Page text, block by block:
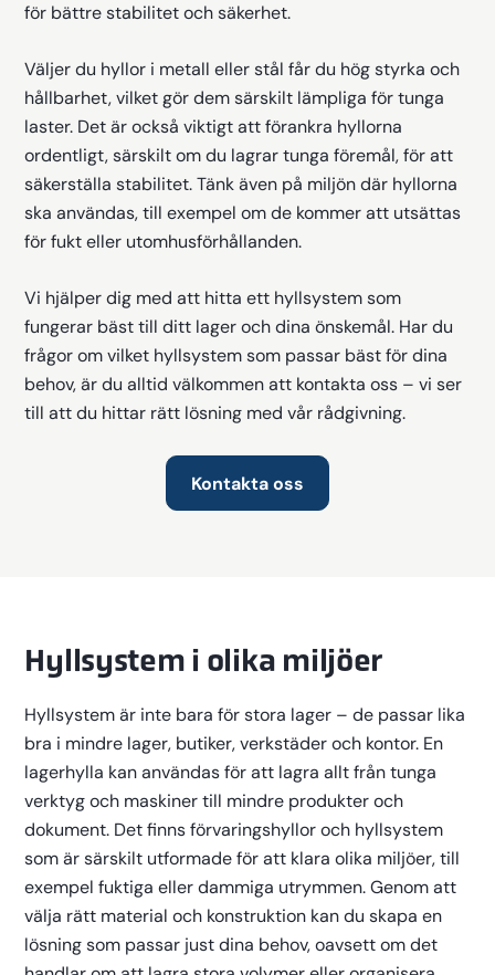
för bättre stabilitet och säkerhet.
Väljer du hyllor i metall eller stål får du hög styrka och
hållbarhet, vilket gör dem särskilt lämpliga för tunga
laster. Det är också viktigt att förankra hyllorna
ordentligt, särskilt om du lagrar tunga föremål, för att
säkerställa stabilitet. Tänk även på miljön där hyllorna
ska användas, till exempel om de kommer att utsättas
för fukt eller utomhusförhållanden.
Vi hjälper dig med att hitta ett hyllsystem som
fungerar bäst till ditt lager och dina önskemål. Har du
frågor om vilket hyllsystem som passar bäst för dina
behov, är du alltid välkommen att kontakta oss – vi ser
till att du hittar rätt lösning med vår rådgivning.
Kontakta oss
Hyllsystem i olika miljöer
Hyllsystem är inte bara för stora lager – de passar lika
bra i mindre lager, butiker, verkstäder och kontor. En
lagerhylla kan användas för att lagra allt från tunga
verktyg och maskiner till mindre produkter och
dokument. Det finns förvaringshyllor och hyllsystem
som är särskilt utformade för att klara olika miljöer, till
exempel fuktiga eller dammiga utrymmen. Genom att
välja rätt material och konstruktion kan du skapa en
lösning som passar just dina behov, oavsett om det